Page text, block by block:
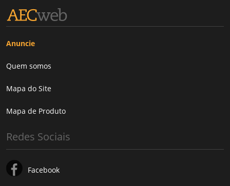
Anuncie
Quem somos
Mapa do Site
Mapa de Produto
Redes Sociais
Facebook